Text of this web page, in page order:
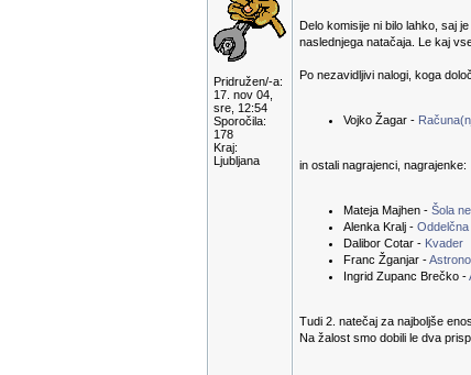
Pridružen/-a:
17. nov 04,
sre, 12:54
Sporočila:
178
Kraj:
Ljubljana
Delo komisije ni bilo lahko, saj
naslednjega natačaja. Le kaj
Po nezavidljivi nalogi, koga
Vojko Žagar -
in ostali nagrajenci, nagrajenke:
Mateja Majhen - Šola
Alenka Kralj -
Dalibor Cotar - Kvader
Franc Žganjar -
Ingrid Zupanc Brečko -
Tudi 2. natečaj za najboljše
Na žalost smo dobili le dva